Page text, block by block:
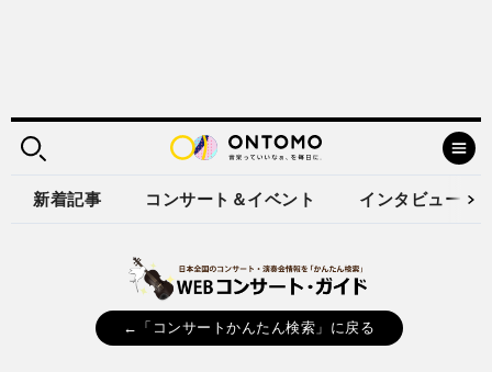
新着記事 コンサート＆イベント インタビュー
←「コンサートかんたん検索」に戻る